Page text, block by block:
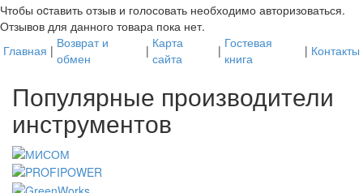
Чтобы оcтавить отзыв и голосовать необходимо авторизоваться.
Отзывов для данного товара пока нет.
Главная | Возврат и
обмен
| Карта
сайта
| Гостевая
книга
| Контакты
Популярные производители
инструментов